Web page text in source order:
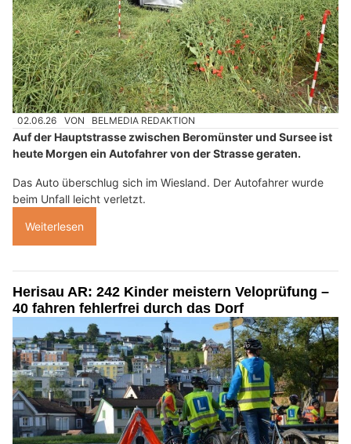
02.06.26 VON BELMEDIA REDAKTION
Auf der Hauptstrasse zwischen Beromünster und Sursee ist
heute Morgen ein Autofahrer von der Strasse geraten.
Das Auto überschlug sich im Wiesland. Der Autofahrer wurde
beim Unfall leicht verletzt.
Weiterlesen
Herisau AR: 242 Kinder meistern Veloprüfung –
40 fahren fehlerfrei durch das Dorf